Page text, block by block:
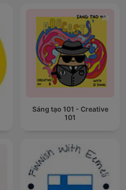
Sáng tạo 101 - Creative
101